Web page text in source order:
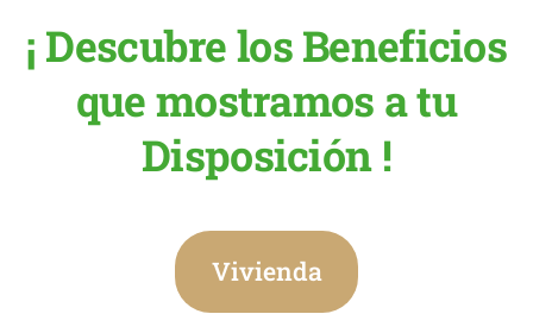
¡ Descubre los Beneficios
que mostramos a tu
Disposición !
Vivienda